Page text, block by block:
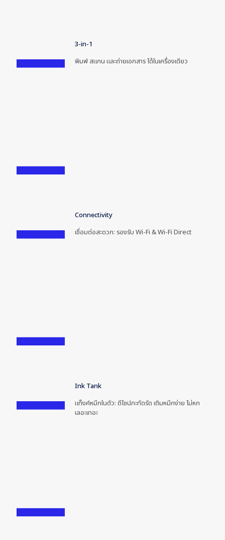
3-in-1
พิมพ์ สแกน และถ่ายเอกสาร ได้ในเครื่องเดียว
Connectivity
เชื่อมต่อสะดวก: รองรับ Wi-Fi & Wi-Fi Direct
Ink Tank
แท็งค์หมึกในตัว: ดีไซน์กะทัดรัด เติมหมึกง่าย ไม่หก
เลอะเทอะ